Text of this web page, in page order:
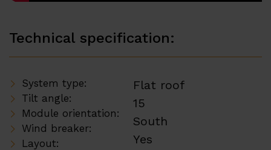
Technical specification:
System type:
Tilt angle:
Module orientation:
Wind breaker:
Layout:
Flat roof
15
South
Yes